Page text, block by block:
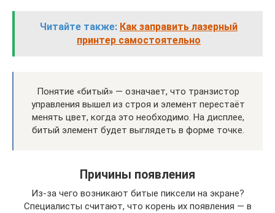
Читайте также: Как заправить лазерный
принтер самостоятельно
Понятие «битый» — означает, что транзистор
управления вышел из строя и элемент перестаёт
менять цвет, когда это необходимо. На дисплее,
битый элемент будет выглядеть в форме точке.
Причины появления
Из-за чего возникают битые пиксели на экране?
Специалисты считают, что корень их появления — в